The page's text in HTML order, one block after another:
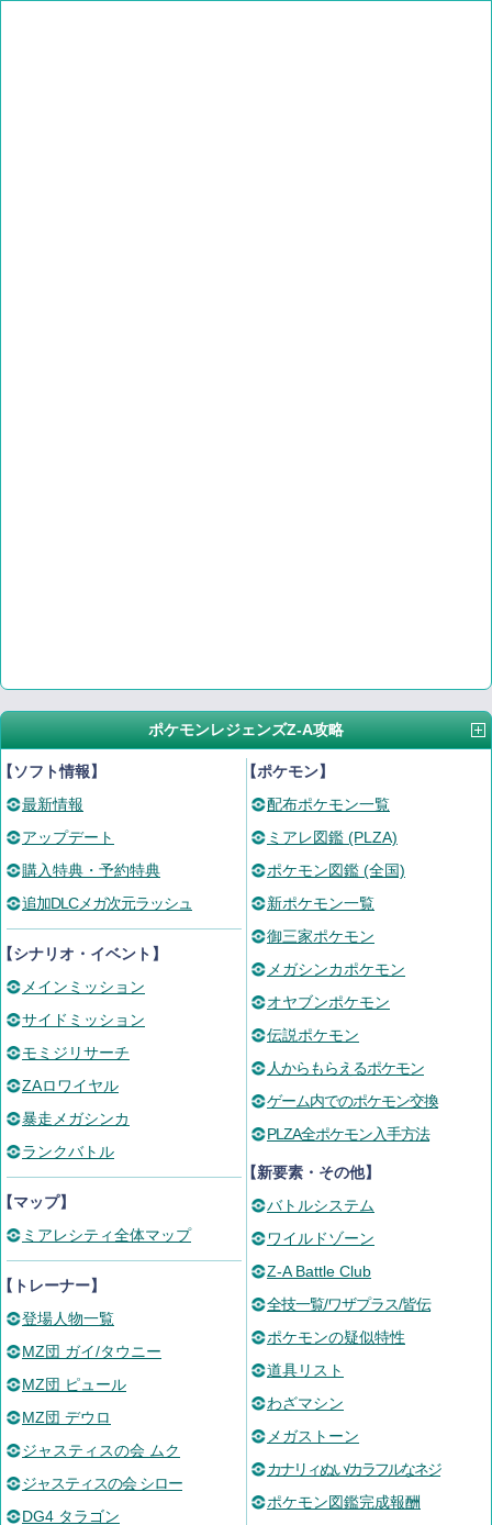
ポケモンレジェンズZ-A攻略
ソフト情報】
最新情報
アップデート
購入特典・予約特典
追加DLCメガ次元ラッシュ
シナリオ・イベント】
メインミッション
サイドミッション
モミジリサーチ
ZAロワイヤル
暴走メガシンカ
ランクバトル
マップ】
ミアレシティ全体マップ
トレーナー】
登場人物一覧
MZ団 ガイ/タウニー
MZ団 ピュール
MZ団 デウロ
ジャスティスの会 ムク
ジャスティスの会 シロー
DG4 タラゴン
【ポケモン】
配布ポケモン一覧
ミアレ図鑑 (PLZA)
ポケモン図鑑 (全国)
新ポケモン一覧
御三家ポケモン
メガシンカポケモン
オヤブンポケモン
伝説ポケモン
人からもらえるポケモン
ゲーム内でのポケモン交換
PLZA全ポケモン入手方法
【新要素・その他】
バトルシステム
ワイルドゾーン
Z-A Battle Club
全技一覧/ワザプラス/皆伝
ポケモンの疑似特性
道具リスト
わざマシン
メガストーン
カナリィぬい/カラフルなネジ
ポケモン図鑑完成報酬